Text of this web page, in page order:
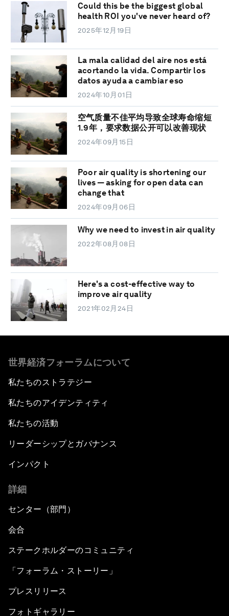
Could this be the biggest global
health ROI you've never heard of?
2025年12月19日
La mala calidad del aire nos está
acortando la vida. Compartir los
datos ayuda a cambiar eso
2024年10月01日
空气质量不佳平均导致全球寿命缩短
1.9年，要求数据公开可以改善现状
2024年09月15日
Poor air quality is shortening our
lives — asking for open data can
change that
2024年09月06日
Why we need to invest in air quality
2022年08月08日
Here's a cost-effective way to
improve air quality
2021年02月24日
世界経済フォーラムについて
私たちのストラテジー
私たちのアイデンティティ
私たちの活動
リーダーシップとガバナンス
インパクト
詳細
センター（部門）
会合
ステークホルダーのコミュニティ
「フォーラム・ストーリー」
プレスリリース
フォトギャラリー